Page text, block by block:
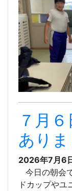
７月
ありま
2026年7月6
今日の朝会
ドカップやユ